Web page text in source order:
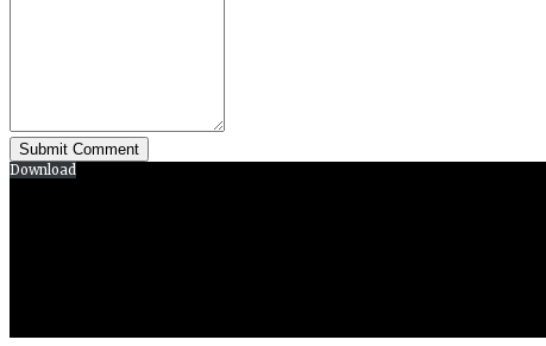
Download